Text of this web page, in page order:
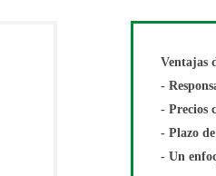
Ventajas
-
- Precios
- Plazo
- Un